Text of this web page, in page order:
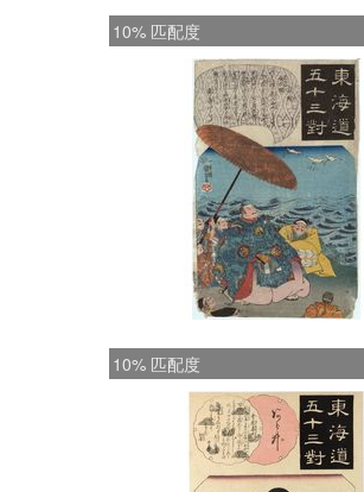
10% 匹配度
10% 匹配度